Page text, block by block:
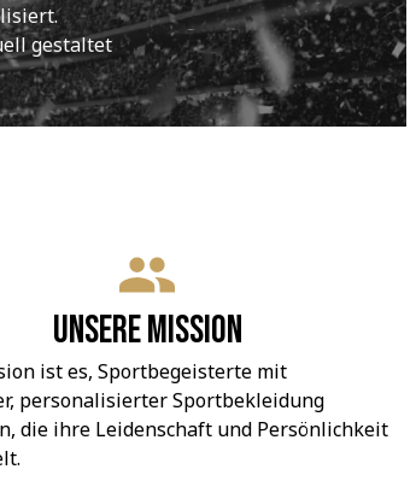
gestaltet
Unsere Mission
ist es, Sportbegeisterte mit
personalisierter Sportbekleidung
die ihre Leidenschaft und Persönlichkeit